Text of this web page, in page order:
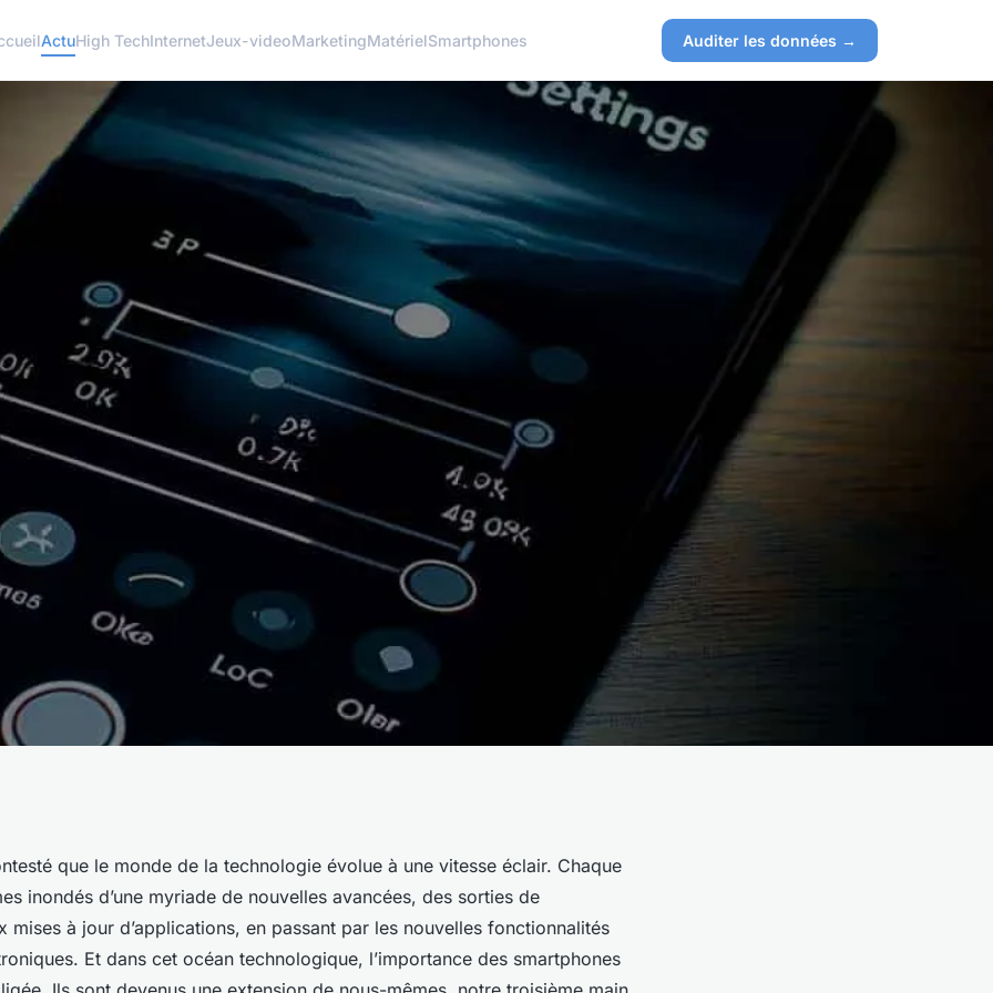
ActuHigh TechInternetJeux-videoMarketingMatérielSmartphones Auditer les données →
paramètres
en
que le monde de la technologie évolue à une vitesse éclair. Chaque
inondés d’une myriade de nouvelles avancées, des sorties de
mises à jour d’applications, en passant par les nouvelles fonctionnalités
Et dans cet océan technologique, l’importance des smartphones